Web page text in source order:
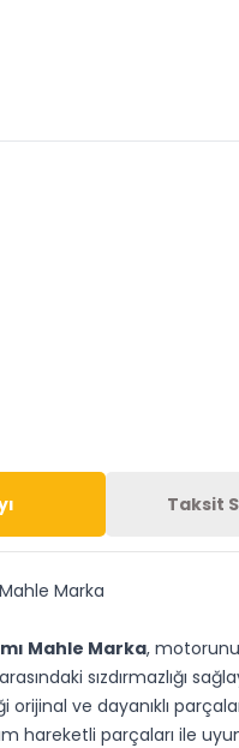
Taksit
Marka
Mahle Marka,
sızdırmazlığı
ve dayanıklı
hareketli parçaları ile